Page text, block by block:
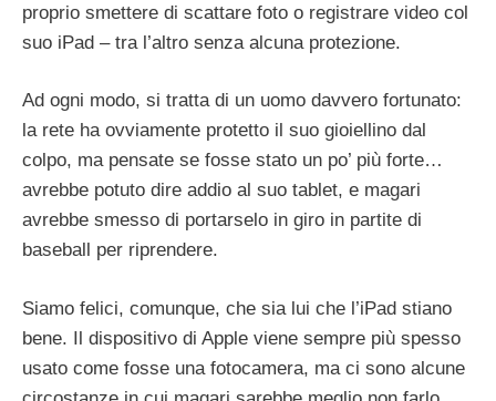
proprio smettere di scattare foto o registrare video col
suo iPad – tra l’altro senza alcuna protezione.
Ad ogni modo, si tratta di un uomo davvero fortunato:
la rete ha ovviamente protetto il suo gioiellino dal
colpo, ma pensate se fosse stato un po’ più forte…
avrebbe potuto dire addio al suo tablet, e magari
avrebbe smesso di portarselo in giro in partite di
baseball per riprendere.
Siamo felici, comunque, che sia lui che l’iPad stiano
bene. Il dispositivo di Apple viene sempre più spesso
usato come fosse una fotocamera, ma ci sono alcune